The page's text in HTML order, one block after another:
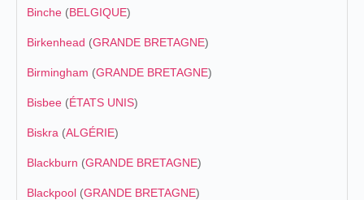
Binche (BELGIQUE)
Birkenhead (GRANDE BRETAGNE)
Birmingham (GRANDE BRETAGNE)
Bisbee (ÉTATS UNIS)
Biskra (ALGÉRIE)
Blackburn (GRANDE BRETAGNE)
Blackpool (GRANDE BRETAGNE)